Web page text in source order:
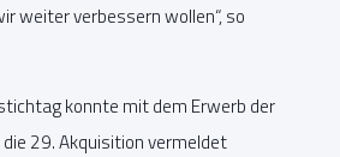
weiter verbessern wollen“, so
konnte mit dem Erwerb der
29. Akquisition vermeldet